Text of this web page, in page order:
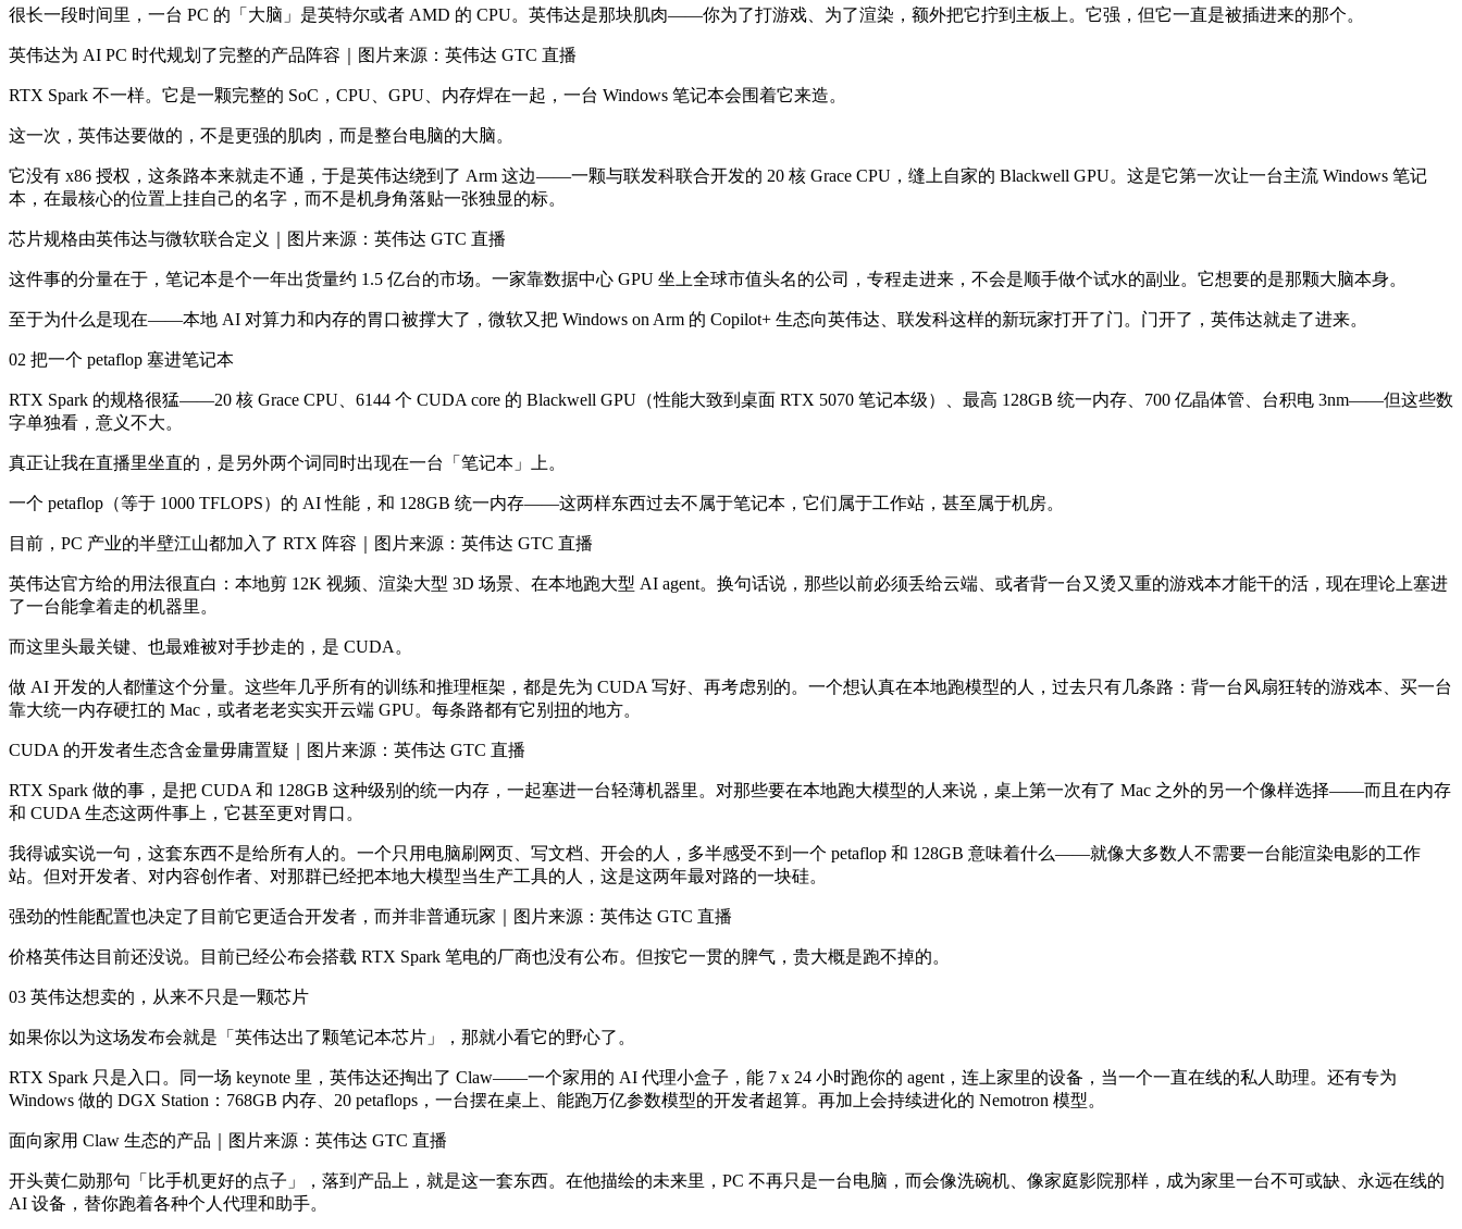
很长一段时间里，一台 PC 的「大脑」是英特尔或者 AMD 的 CPU。英伟达是那块肌肉——你为了打游戏、为了渲染，额外把它拧到主板上。它强，但它一直是被插进来的那个。
英伟达为 AI PC 时代规划了完整的产品阵容｜图片来源：英伟达 GTC 直播
RTX Spark 不一样。它是一颗完整的 SoC，CPU、GPU、内存焊在一起，一台 Windows 笔记本会围着它来造。
这一次，英伟达要做的，不是更强的肌肉，而是整台电脑的大脑。
它没有 x86 授权，这条路本来就走不通，于是英伟达绕到了 Arm 这边——一颗与联发科联合开发的 20 核 Grace CPU，缝上自家的 Blackwell GPU。这是它第一次让一台主流 Windows 笔记
本，在最核心的位置上挂自己的名字，而不是机身角落贴一张独显的标。
芯片规格由英伟达与微软联合定义｜图片来源：英伟达 GTC 直播
这件事的分量在于，笔记本是个一年出货量约 1.5 亿台的市场。一家靠数据中心 GPU 坐上全球市值头名的公司，专程走进来，不会是顺手做个试水的副业。它想要的是那颗大脑本身。
至于为什么是现在——本地 AI 对算力和内存的胃口被撑大了，微软又把 Windows on Arm 的 Copilot+ 生态向英伟达、联发科这样的新玩家打开了门。门开了，英伟达就走了进来。
02 把一个 petaflop 塞进笔记本
RTX Spark 的规格很猛——20 核 Grace CPU、6144 个 CUDA core 的 Blackwell GPU（性能大致到桌面 RTX 5070 笔记本级）、最高 128GB 统一内存、700 亿晶体管、台积电 3nm——但这些数
字单独看，意义不大。
真正让我在直播里坐直的，是另外两个词同时出现在一台「笔记本」上。
一个 petaflop（等于 1000 TFLOPS）的 AI 性能，和 128GB 统一内存——这两样东西过去不属于笔记本，它们属于工作站，甚至属于机房。
目前，PC 产业的半壁江山都加入了 RTX 阵容｜图片来源：英伟达 GTC 直播
英伟达官方给的用法很直白：本地剪 12K 视频、渲染大型 3D 场景、在本地跑大型 AI agent。换句话说，那些以前必须丢给云端、或者背一台又烫又重的游戏本才能干的活，现在理论上塞进
了一台能拿着走的机器里。
而这里头最关键、也最难被对手抄走的，是 CUDA。
做 AI 开发的人都懂这个分量。这些年几乎所有的训练和推理框架，都是先为 CUDA 写好、再考虑别的。一个想认真在本地跑模型的人，过去只有几条路：背一台风扇狂转的游戏本、买一台
靠大统一内存硬扛的 Mac，或者老老实实开云端 GPU。每条路都有它别扭的地方。
CUDA 的开发者生态含金量毋庸置疑｜图片来源：英伟达 GTC 直播
RTX Spark 做的事，是把 CUDA 和 128GB 这种级别的统一内存，一起塞进一台轻薄机器里。对那些要在本地跑大模型的人来说，桌上第一次有了 Mac 之外的另一个像样选择——而且在内存
和 CUDA 生态这两件事上，它甚至更对胃口。
我得诚实说一句，这套东西不是给所有人的。一个只用电脑刷网页、写文档、开会的人，多半感受不到一个 petaflop 和 128GB 意味着什么——就像大多数人不需要一台能渲染电影的工作
站。但对开发者、对内容创作者、对那群已经把本地大模型当生产工具的人，这是这两年最对路的一块硅。
强劲的性能配置也决定了目前它更适合开发者，而并非普通玩家｜图片来源：英伟达 GTC 直播
价格英伟达目前还没说。目前已经公布会搭载 RTX Spark 笔电的厂商也没有公布。但按它一贯的脾气，贵大概是跑不掉的。
03 英伟达想卖的，从来不只是一颗芯片
如果你以为这场发布会就是「英伟达出了颗笔记本芯片」，那就小看它的野心了。
RTX Spark 只是入口。同一场 keynote 里，英伟达还掏出了 Claw——一个家用的 AI 代理小盒子，能 7 x 24 小时跑你的 agent，连上家里的设备，当一个一直在线的私人助理。还有专为
Windows 做的 DGX Station：768GB 内存、20 petaflops，一台摆在桌上、能跑万亿参数模型的开发者超算。再加上会持续进化的 Nemotron 模型。
面向家用 Claw 生态的产品｜图片来源：英伟达 GTC 直播
开头黄仁勋那句「比手机更好的点子」，落到产品上，就是这一套东西。在他描绘的未来里，PC 不再只是一台电脑，而会像洗碗机、像家庭影院那样，成为家里一台不可或缺、永远在线的
AI 设备，替你跑着各种个人代理和助手。